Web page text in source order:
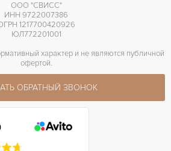
ООО "СВИСС"
ИНН 9722007386
1217700420926
ЮЛ772201001
характер и не являются публичной
офертой.
ОБРАТНЫЙ ЗВОНОК